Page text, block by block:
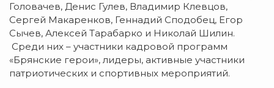
Головачев, Денис Гулев, Владимир Клевцов,
Сергей Макаренков, Геннадий Сподобец, Егор
Сычев, Алексей Тарабарко и Николай Шилин.
Среди них – участники кадровой программ
«Брянские герои», лидеры, активные участники
патриотических и спортивных мероприятий.